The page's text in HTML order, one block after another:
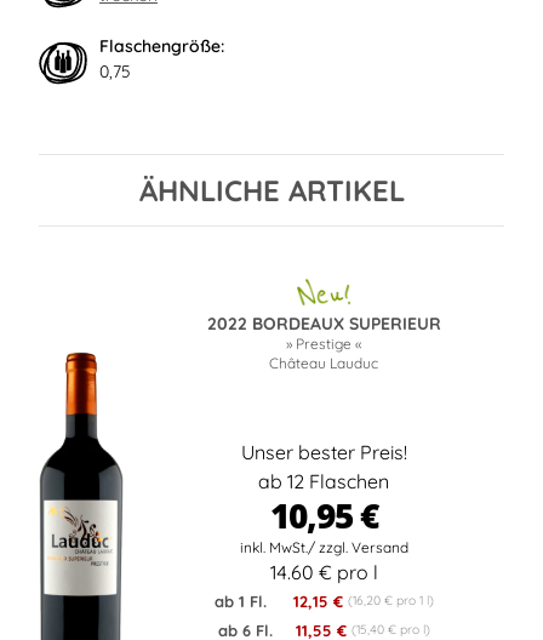
Flaschengröße:
0,75
ÄHNLICHE ARTIKEL
2022 BORDEAUX SUPERIEUR
» Prestige «
Château Lauduc
Unser bester Preis!
ab 12 Flaschen
10,95 €
14.60 € pro l
ab 1 Fl. 12,15 € (16,20 € pro 1 l)
ab 6 Fl. 11,55 € (15,40 € pro l)